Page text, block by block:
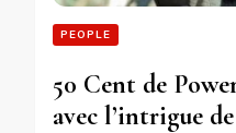
PEOPLE
50 Cent de
avec l’intrigue